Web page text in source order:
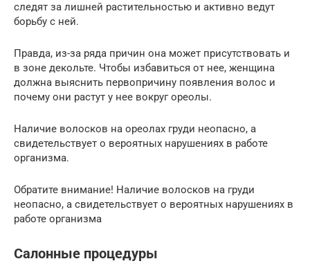
следят за лишней растительностью и активно ведут
борьбу с ней.
Правда, из-за ряда причин она может присутствовать и
в зоне декольте. Чтобы избавиться от нее, женщина
должна выяснить первопричину появления волос и
почему они растут у нее вокруг ореолы.
Наличие волосков на ореолах груди неопасно, а
свидетельствует о вероятных нарушениях в работе
организма.
Обратите внимание! Наличие волосков на груди
неопасно, а свидетельствует о вероятных нарушениях в
работе организма
Салонные процедуры